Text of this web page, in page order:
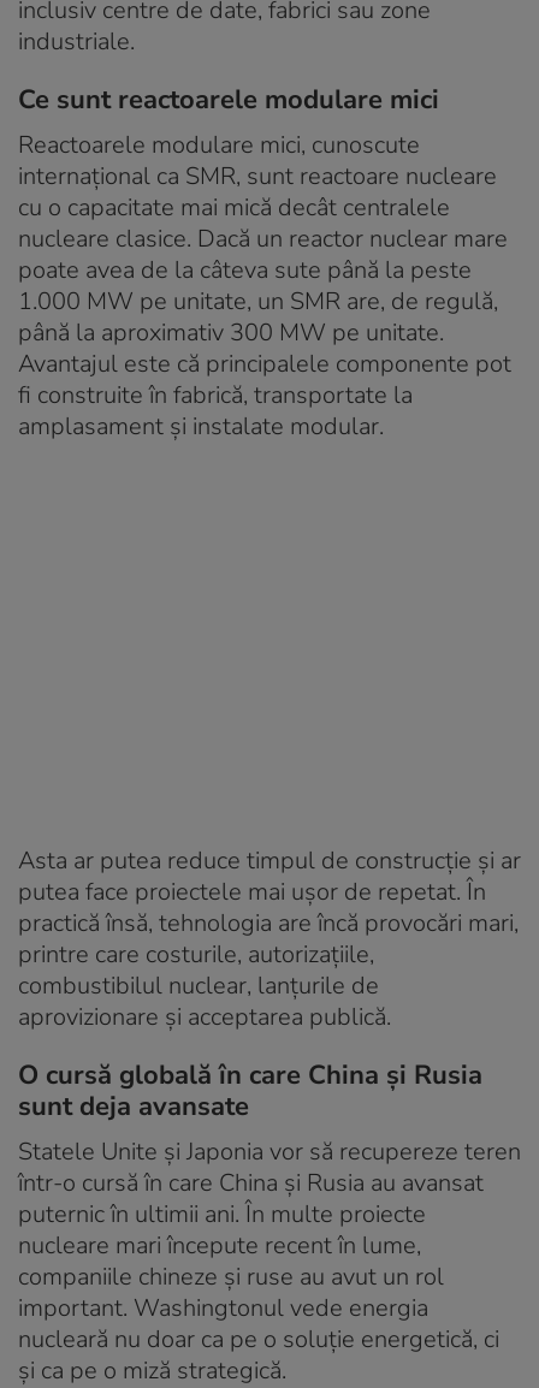
inclusiv centre de date, fabrici sau zone
industriale.
Ce sunt reactoarele modulare mici
Reactoarele modulare mici, cunoscute
internațional ca SMR, sunt reactoare nucleare
cu o capacitate mai mică decât centralele
nucleare clasice. Dacă un reactor nuclear mare
poate avea de la câteva sute până la peste
1.000 MW pe unitate, un SMR are, de regulă,
până la aproximativ 300 MW pe unitate.
Avantajul este că principalele componente pot
fi construite în fabrică, transportate la
amplasament și instalate modular.
Asta ar putea reduce timpul de construcție și ar
putea face proiectele mai ușor de repetat. În
practică însă, tehnologia are încă provocări mari,
printre care costurile, autorizațiile,
combustibilul nuclear, lanțurile de
aprovizionare și acceptarea publică.
O cursă globală în care China și Rusia
sunt deja avansate
Statele Unite și Japonia vor să recupereze teren
într-o cursă în care China și Rusia au avansat
puternic în ultimii ani. În multe proiecte
nucleare mari începute recent în lume,
companiile chineze și ruse au avut un rol
important. Washingtonul vede energia
nucleară nu doar ca pe o soluție energetică, ci
și ca pe o miză strategică.